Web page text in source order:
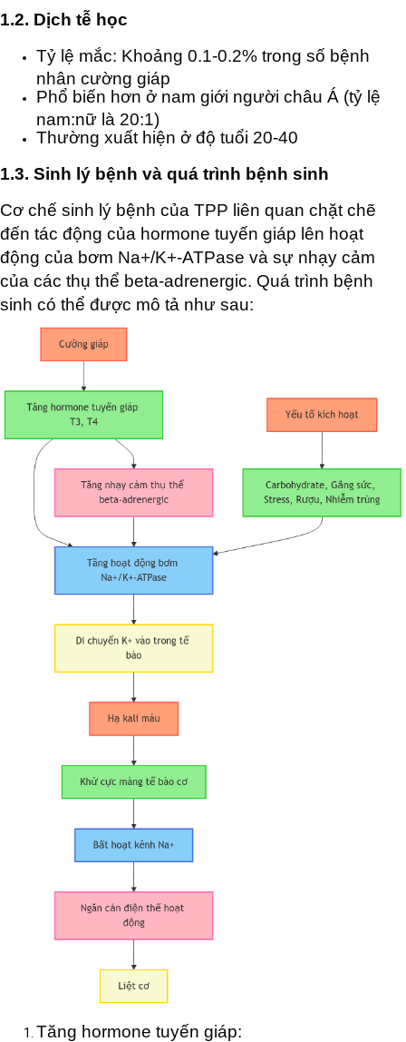
1.2. Dịch tễ học
Tỷ lệ mắc: Khoảng 0.1-0.2% trong số bệnh
nhân cường giáp
Phổ biến hơn ở nam giới người châu Á (tỷ lệ
nam:nữ là 20:1)
Thường xuất hiện ở độ tuổi 20-40
1.3. Sinh lý bệnh và quá trình bệnh sinh
Cơ chế sinh lý bệnh của TPP liên quan chặt chẽ
đến tác động của hormone tuyến giáp lên hoạt
động của bơm Na+/K+-ATPase và sự nhạy cảm
của các thụ thể beta-adrenergic. Quá trình bệnh
sinh có thể được mô tả như sau:
Tăng hormone tuyến giáp: